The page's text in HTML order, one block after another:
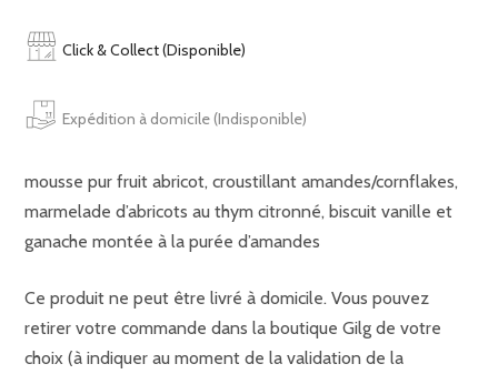
Click & Collect (Disponible)
Expédition à domicile (Indisponible)
mousse pur fruit abricot, croustillant amandes/cornflakes,
marmelade d’abricots au thym citronné, biscuit vanille et
ganache montée à la purée d’amandes
Ce produit ne peut être livré à domicile. Vous pouvez
retirer votre commande dans la boutique Gilg de votre
choix (à indiquer au moment de la validation de la